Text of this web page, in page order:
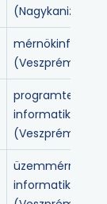
(Nagykanizsa)
(Veszprém)
programtervező
informatikus
(Veszprém)
üzemmérnök-
informatikus